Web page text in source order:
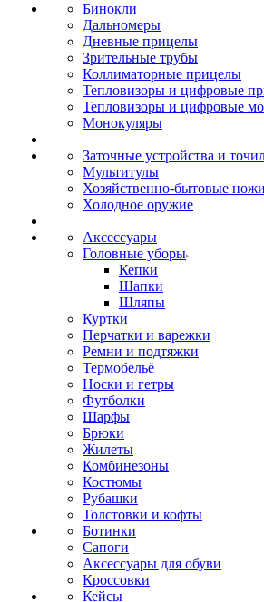
Бинокли
Дальномеры
Дневные прицелы
Зрительные трубы
Коллиматорные прицелы
Тепловизоры и цифровые
Тепловизоры и цифровые
Монокуляры
Заточные устройства и
Мультитулы
Хозяйственно-бытовые ножи
Холодное оружие
Аксессуары
Головные уборы
Кепки
Шапки
Шляпы
Куртки
Перчатки и варежки
Ремни и подтяжки
Термобельё
Носки и гетры
Футболки
Шарфы
Брюки
Жилеты
Комбинезоны
Костюмы
Рубашки
Толстовки и кофты
Ботинки
Сапоги
Аксессуары для обуви
Кроссовки
Кейсы